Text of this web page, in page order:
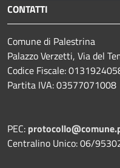
CONTATTI
Comune di Palestrina
Palazzo Verzetti, Via del
Codice Fiscale:
Partita IVA: 03577071008
PEC:
Centralino Unico: 06/